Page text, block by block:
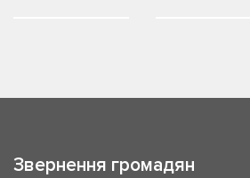
Звернення громадян